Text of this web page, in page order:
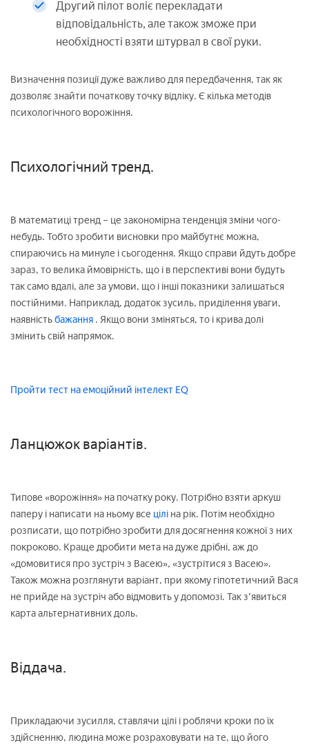
Другий пілот воліє перекладати
відповідальність, але також зможе при
необхідності взяти штурвал в свої руки.
Визначення позиції дуже важливо для передбачення, так як
дозволяє знайти початкову точку відліку. Є кілька методів
психологічного ворожіння.
Психологічний тренд.
В математиці тренд – це закономірна тенденція зміни чого-
небудь. Тобто зробити висновки про майбутнє можна,
спираючись на минуле і сьогодення. Якщо справи йдуть добре
зараз, то велика ймовірність, що і в перспективі вони будуть
так само вдалі, але за умови, що і інші показники залишаться
постійними. Наприклад, додаток зусиль, приділення уваги,
наявністьбажання . Якщо вони зміняться, то і крива долі
змінить свій напрямок.
Пройти тест на емоційний інтелект EQ
Ланцюжок варіантів.
Типове «ворожіння» на початку року. Потрібно взяти аркуш
паперу і написати на ньому все цілі на рік. Потім необхідно
розписати, що потрібно зробити для досягнення кожної з них
покроково. Краще дробити мета на дуже дрібні, аж до
«домовитися про зустріч з Васею», «зустрітися з Васею».
Також можна розглянути варіант, при якому гіпотетичний Вася
не прийде на зустріч або відмовить у допомозі. Так з'явиться
карта альтернативних доль.
Віддача.
Прикладаючи зусилля, ставлячи цілі і роблячи кроки по їх
здійсненню, людина може розраховувати на те, що його